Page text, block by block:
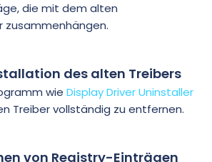
die mit dem alten
zusammenhängen.
des alten Treibers
wie Display Driver Uninstaller
Treiber vollständig zu entfernen.
von Registry-Einträgen